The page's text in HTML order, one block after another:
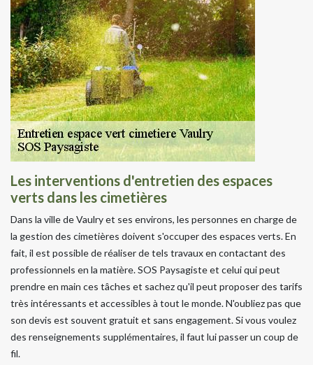
Les interventions d'entretien des espaces
verts dans les cimetières
Dans la ville de Vaulry et ses environs, les personnes en charge de
la gestion des cimetières doivent s'occuper des espaces verts. En
fait, il est possible de réaliser de tels travaux en contactant des
professionnels en la matière. SOS Paysagiste et celui qui peut
prendre en main ces tâches et sachez qu'il peut proposer des tarifs
très intéressants et accessibles à tout le monde. N'oubliez pas que
son devis est souvent gratuit et sans engagement. Si vous voulez
des renseignements supplémentaires, il faut lui passer un coup de
fil.